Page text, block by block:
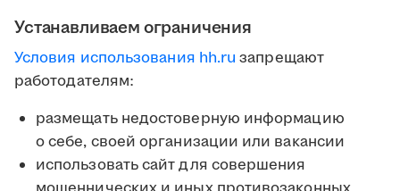
Устанавливаем ограничения
Условия использования hh.ru запрещают
работодателям:
размещать недостоверную информацию
о себе, своей организации или вакансии
использовать сайт для совершения